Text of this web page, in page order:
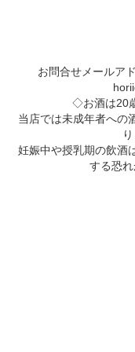
お問合せメールア
◇お酒は20
当店では未成年者への
妊娠中や授乳期の飲酒
する恐れ